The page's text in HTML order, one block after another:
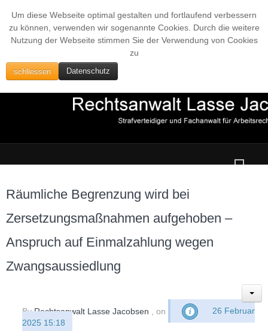
Um diese Webseite optimal gestalten und fortlaufend verbessern
zu können, verwenden wir sogenannte Cookies. Durch die weitere
Nutzung der Webseite stimmen Sie der Verwendung von Cookies
zu
schliessen Datenschutz
Räumliche Begrenzung wird bei
Zersetzungsmaßnahmen aufgehoben –
Anspruch auf Einmalzahlung wegen
Zwangsaussiedlung
ByRechtsanwalt Lasse Jacobsen , on
26 Februar
2025 15:18